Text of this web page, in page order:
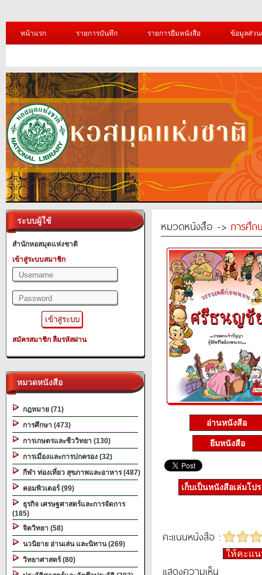
หน้าแรก รายการบันทึก รายการยืมหนังสือ ข้อมูลส่ว
ระบบผู้ใช้
สำนักหอสมุดแห่งชาติ
เข้าสู่ระบบสมาชิก
สมัครสมาชิก ลืมรหัสผ่าน
หมวดหนังสือ
กฎหมาย (71)
การศึกษา (473)
การเกษตรและชีววิทยา (130)
การเมืองและการปกครอง (32)
กีฬา ท่องเที่ยว สุขภาพและอาหาร (487)
คอมพิวเตอร์ (99)
ธุรกิจ เศรษฐศาสตร์และการจัดการ
(185)
จิตวิทยา (58)
นวนิยาย อ่านเล่น และนิทาน (269)
วิทยาศาสตร์ (80)
หมวดหนังสือ -> การศึก
อ่านหนังสือ
ยืมหนังสือ
เก็บเป็นหนังสือเล่มโป
คะแนนหนังสือ :
ให้คะแ
แสดงความเห็น